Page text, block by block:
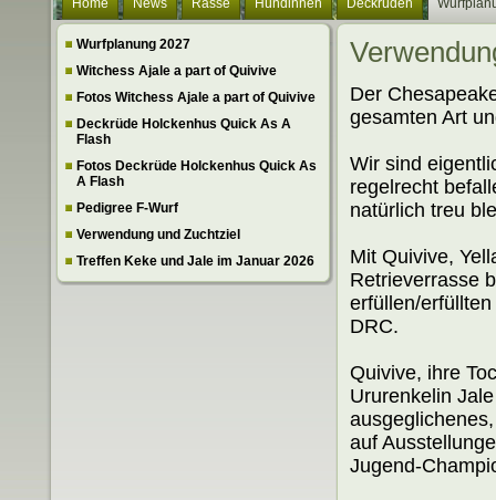
Home News Rasse Hündinnen Deckrüden
Wurfplanung 2027
Witchess Ajale a part of Quivive
Fotos Witchess Ajale a part of Quivive
Deckrüde Holckenhus Quick As A
Flash
Fotos Deckrüde Holckenhus Quick As
A Flash
Pedigree F-Wurf
Verwendung und Zuchtziel
Treffen Keke und Jale im Januar 2026
Der
gesamten Art
Wir sind
regelrecht
natürlich treu
Mit Quivive,
Retrieverrasse
erfüllen/
DRC.
Quivive, ihre
Ururenkelin
auf
Jugend-